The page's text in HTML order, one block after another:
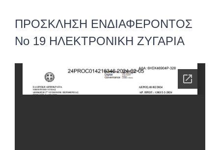
ΠΡΟΣΚΛΗΣΗ ΕΝΔΙΑΦΕΡΟΝΤΟΣ
Νο 19 ΗΛΕΚΤΡΟΝΙΚΗ ΖΥΓΑΡΙΑ